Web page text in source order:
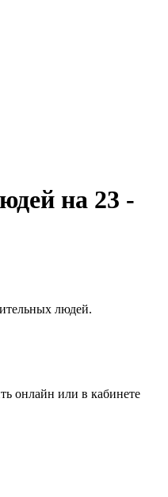
на 23 -
людей.
онлайн или в кабинете